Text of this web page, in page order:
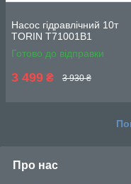
Насос гідравлічний 10т
TORIN T71001B1
Готово до відправки
3 499 ₴ 3 930 ₴
Про нас